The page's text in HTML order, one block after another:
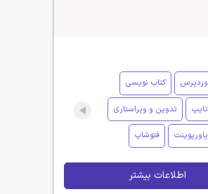
وردپرس کتاب نویسی
تایپ تدوین و ویراستاری
پاورپوینت فتوشاپ
اطلاعات بیشتر